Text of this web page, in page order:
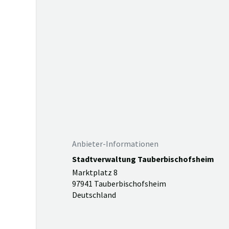
Anbieter-Informationen
Stadtverwaltung Tauberbischofsheim
Marktplatz 8
97941 Tauberbischofsheim
Deutschland